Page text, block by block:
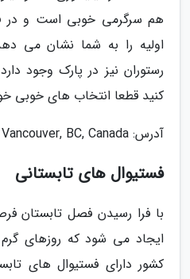
هم سرگرمی خوبی است و در
اولیه را به شما نشان می
رستوران نیز در پارک وجود
کنید قطعا انتخاب های خوبی
آدرس: Stanley Park, Vancouver, BC, Canada
فستیوال های تابستانی
با فرا رسیدن فصل تابستان
ایجاد می شود که روزهای
کشور دارای فستیوال های